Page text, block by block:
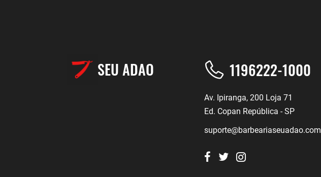
SEU ADAO 1196222-1000
Av. Ipiranga, 200 Loja 71
Ed. Copan República - SP
suporte@barbeariaseuadao.com